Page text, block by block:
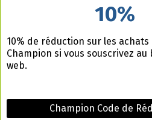
10%
10% de réduction sur les
Champion si vous souscrivez
web.
Champion Code de